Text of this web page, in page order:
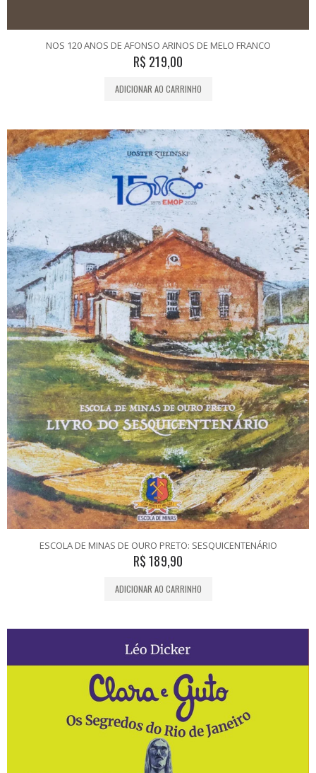
NOS 120 ANOS DE AFONSO ARINOS DE MELO FRANCO
R$ 219,00
ADICIONAR AO CARRINHO
ESCOLA DE MINAS DE OURO PRETO: SESQUICENTENÁRIO
R$189,90
ADICIONAR AO CARRINHO